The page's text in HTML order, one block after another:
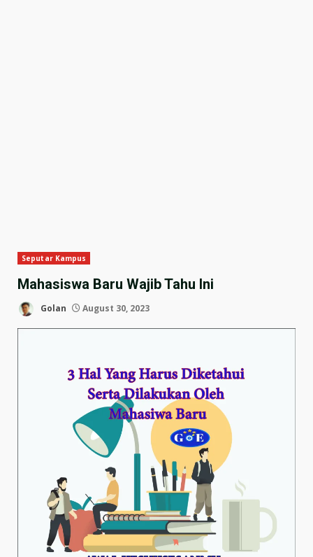
Seputar Kampus
Mahasiswa Baru Wajib Tahu Ini
Golan August 30, 2023